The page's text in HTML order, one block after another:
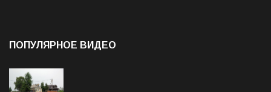
ПОПУЛЯРНОЕ ВИДЕО